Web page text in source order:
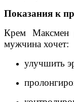
Показания к
Крем Максмен
мужчина хочет:
улучшить